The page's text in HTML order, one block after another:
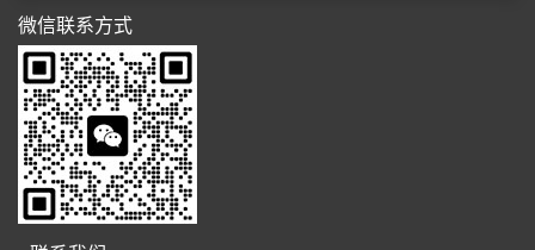
微信联系方式